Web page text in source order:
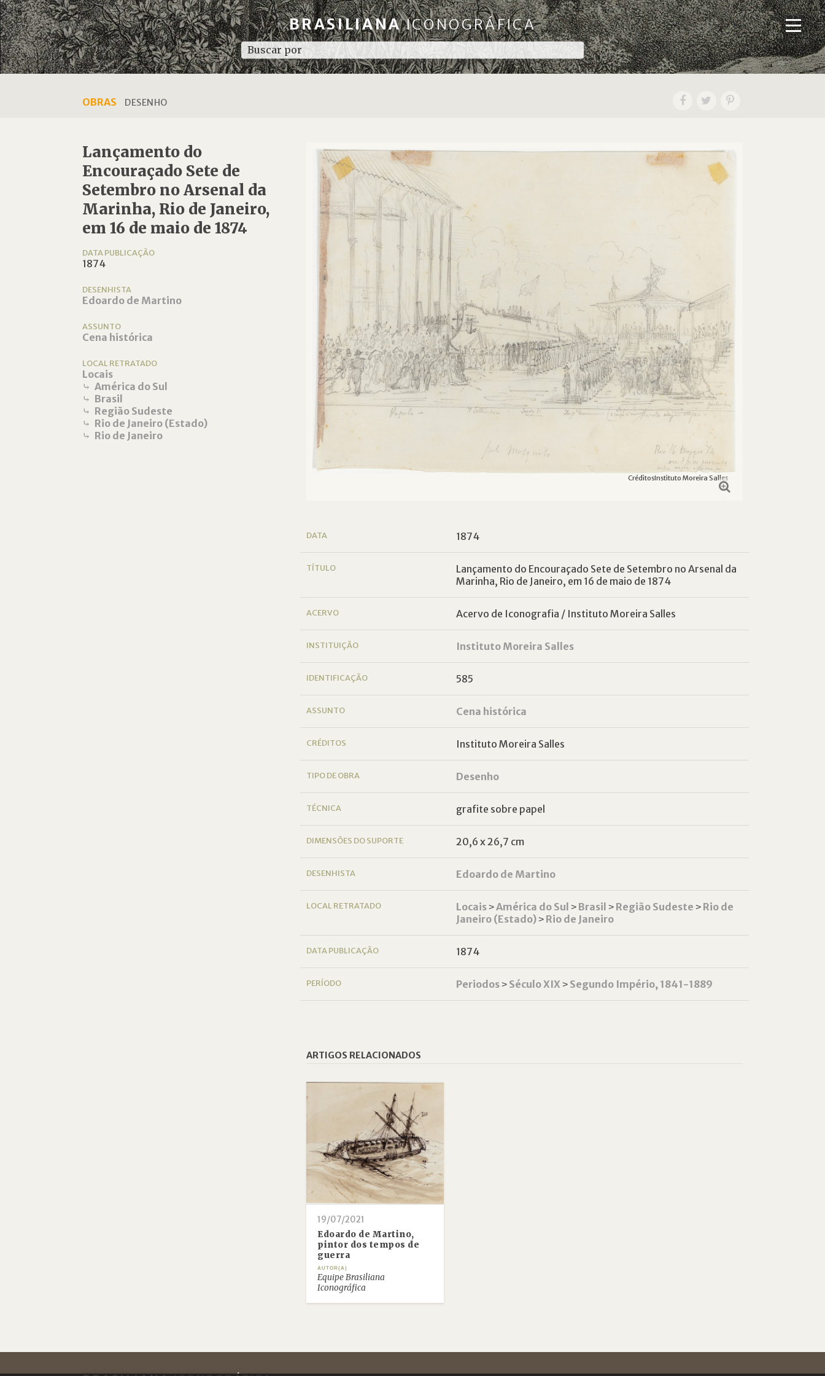
BRASILIANAICONOGRÁFICA
OBRAS DESENHO
Lançamento do
Encouraçado Sete de
Setembro no Arsenal da
Marinha, Rio de Janeiro,
em 16 de maio de 1874
DATA PUBLICAÇÃO
1874
DESENHISTA
Edoardo de Martino
ASSUNTO
Cena histórica
LOCAL RETRATADO
Locais
⤷ América do Sul
⤷ Brasil
⤷ Região Sudeste
⤷ Rio de Janeiro (Estado)
⤷ Rio de Janeiro
CréditosInstituto Moreira Salles
DATA 1874
TÍTULO
Lançamento do Encouraçado Sete de Setembro no Arsenal da
Marinha, Rio de Janeiro, em 16 de maio de 1874
ACERVO Acervo de Iconografia / Instituto Moreira Salles
INSTITUIÇÃO Instituto Moreira Salles
IDENTIFICAÇÃO 585
ASSUNTO Cena histórica
CRÉDITOS Instituto Moreira Salles
TIPO DE OBRA Desenho
TÉCNICA grafite sobre papel
DIMENSÕES DO SUPORTE 20,6 x 26,7 cm
DESENHISTA Edoardo de Martino
LOCAL RETRATADO Locais˃América do Sul ˃ Brasil ˃ Região Sudeste ˃ Rio de
Janeiro (Estado)˃ Rio de Janeiro
DATA PUBLICAÇÃO 1874
PERÍODO Periodos˃ Século XIX ˃ Segundo Império, 1841-1889
ARTIGOS RELACIONADOS
19/07/2021
Edoardo de Martino,
pintor dos tempos de
guerra
AUTOR(A)
Equipe Brasiliana
Iconográfica